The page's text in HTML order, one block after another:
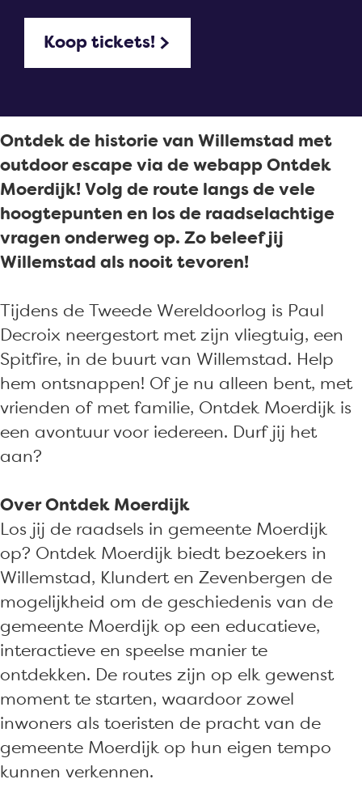
d
o
e
r
d
i
j
e
s
c
a
p
e
l
l
e
m
s
t
a
d
n
k
M
o
e
r
d
j
k
e
s
c
a
W
i
l
l
e
m
s
t
a
d
O
e
k
M
o
e
r
i
j
k
e
s
c
e
W
i
l
l
e
m
s
t
a
d
O
e
k
M
o
e
r
i
j
k
e
s
c
e
W
i
l
l
e
m
s
t
a
d
Koop tickets!
Ontdek de historie van Willemstad met
outdoor escape via de webapp Ontdek
Moerdijk! Volg de route langs de vele
hoogtepunten en los de raadselachtige
vragen onderweg op. Zo beleef jij
Willemstad als nooit tevoren!
Tijdens de Tweede Wereldoorlog is Paul
Decroix neergestort met zijn vliegtuig, een
Spitfire, in de buurt van Willemstad. Help
hem ontsnappen! Of je nu alleen bent, met
vrienden of met familie, Ontdek Moerdijk is
een avontuur voor iedereen. Durf jij het
aan?
Over Ontdek Moerdijk
Los jij de raadsels in gemeente Moerdijk
op? Ontdek Moerdijk biedt bezoekers in
Willemstad, Klundert en Zevenbergen de
mogelijkheid om de geschiedenis van de
gemeente Moerdijk op een educatieve,
interactieve en speelse manier te
ontdekken. De routes zijn op elk gewenst
moment te starten, waardoor zowel
inwoners als toeristen de pracht van de
gemeente Moerdijk op hun eigen tempo
kunnen verkennen.